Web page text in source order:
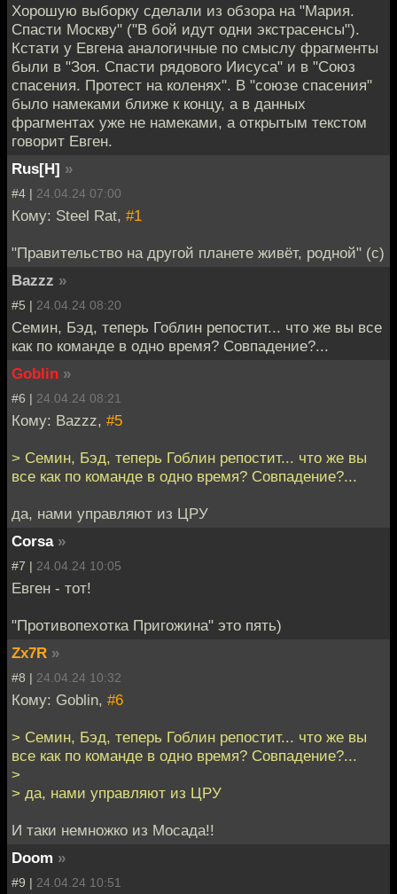
Хорошую выборку сделали из обзора на "Мария.
Спасти Москву" ("В бой идут одни экстрасенсы").
Кстати у Евгена аналогичные по смыслу фрагменты
были в "Зоя. Спасти рядового Иисуса" и в "Союз
спасения. Протест на коленях". В "союзе спасения"
было намеками ближе к концу, а в данных
фрагментах уже не намеками, а открытым текстом
говорит Евген.
Rus[H] »
#4 | 24.04.24 07:00
Кому: Steel Rat, #1
"Правительство на другой планете живёт, родной" (с)
Bazzz »
#5 | 24.04.24 08:20
Семин, Бэд, теперь Гоблин репостит... что же вы все
как по команде в одно время? Совпадение?...
Goblin »
#6 | 24.04.24 08:21
Кому: Bazzz, #5
> Семин, Бэд, теперь Гоблин репостит... что же вы
все как по команде в одно время? Совпадение?...
да, нами управляют из ЦРУ
Corsa »
#7 | 24.04.24 10:05
Евген - тот!
"Противопехотка Пригожина" это пять)
Zx7R »
#8 | 24.04.24 10:32
Кому: Goblin, #6
> Семин, Бэд, теперь Гоблин репостит... что же вы
все как по команде в одно время? Совпадение?...
>
> да, нами управляют из ЦРУ
И таки немножко из Мосада!!
Doom »
#9 | 24.04.24 10:51